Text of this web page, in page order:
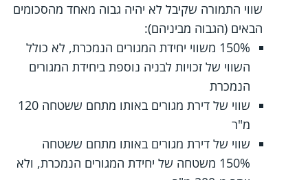
שווי התמורה שקיבל לא יהיה גבוה מאחד מהסכומים
הבאים (הגבוה מביניהם):
150% משווי יחידת המגורים הנמכרת, לא כולל
השווי של זכויות לבניה נוספת ביחידת המגורים
הנמכרת
שווי של דירת מגורים באותו מתחם ששטחה 120
מ"ר
שווי של דירת מגורים באותו מתחם ששטחה
150% משטחה של יחידת המגורים הנמכרת, ולא